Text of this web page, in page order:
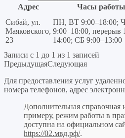
Адрес
Часы работы
Сибай, ул.
Маяковского,
23
ПН, ВТ 9:00–18:00;
9:00–18:00, перерыв
14:00; СБ 9:00–13:00
Записи с 1 до 1 из 1 записей
ПредыдущаяСледующая
Для предоставления услуг
номера телефонов, адрес
Дополнительная
примеру, режим работы в
доступна на официальном
https://02.мвд.рф/.